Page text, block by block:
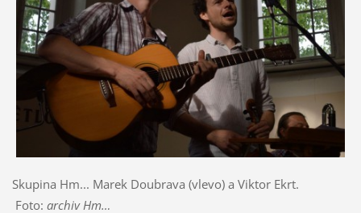
Skupina Hm... Marek Doubrava (vlevo) a Viktor Ekrt.
Foto: archiv Hm…